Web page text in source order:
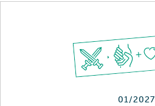
01/2027